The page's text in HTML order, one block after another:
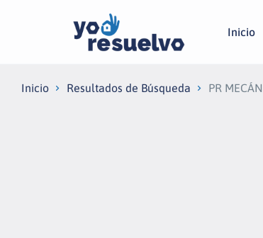
Inicio
Inicio Resultados de Búsqueda PR